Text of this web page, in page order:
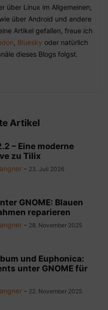
über Linux im Allgemeinen,
über Android und andere
Artikel gefallen, freue ich
Bluesky oder natürlich
dieses Blogs folgst.
Artikel
– Eine moderne
zu Tilix
- 23. Juli 2026
GNOME: Blauen
reparieren
- 28. November 2025
und Euphonica:
unter GNOME für
- 22. November 2025